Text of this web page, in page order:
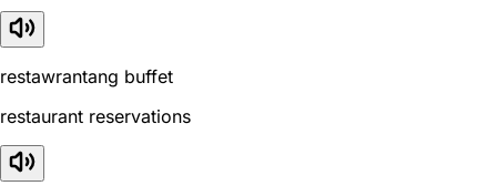
restawrantang buffet
restaurant reservations